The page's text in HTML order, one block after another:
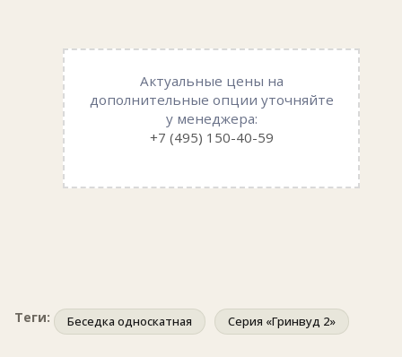
Актуальные цены на
дополнительные опции уточняйте
у менеджера:
+7 (495) 150-40-59
Теги: Беседка односкатная Серия «Гринвуд 2»